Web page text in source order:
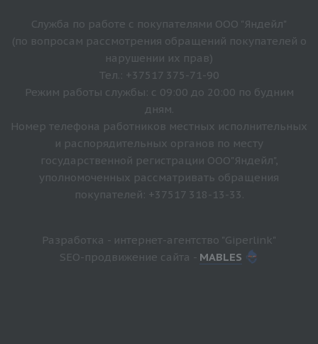
Служба по работе с покупателями ООО "Яндейл"
(по вопросам рассмотрения обращений покупателей о
нарушении их прав)
Тел.: +37517 375-71-90
Режим работы службы: с 09:00 до 20:00 по будним
дням.
Номер телефона работников местных исполнительных
и распорядительных органов по месту
государственной регистрации ООО"Яндейл",
уполномоченных рассматривать обращения
покупателей: +37517 318-13-33.
Разработка - интернет-агентство "Giperlink"
SEO-продвижение сайта - MABLES